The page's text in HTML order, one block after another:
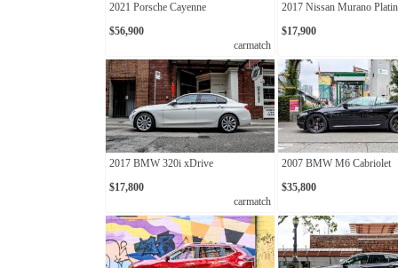
2021 Porsche Cayenne
$56,900
carmatch
2017 Nissan Murano
$17,900
2017 BMW 320i xDrive
$17,800
carmatch
2007 BMW M6 Cabriolet
$35,800